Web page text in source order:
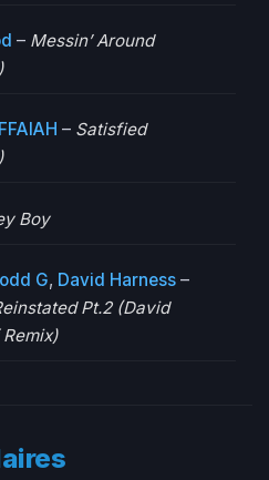
– Messin’ Around
– Satisfied
Boy
G, David Harness–
Pt.2 (David